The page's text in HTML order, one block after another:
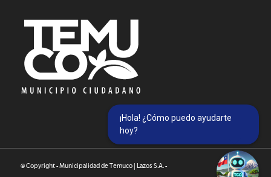
© Copyright - Municipalidad de Temuco | Lazos S.A. -
¡Hola! ¿Cómo puedo ayudarte
hoy?